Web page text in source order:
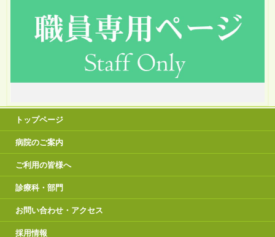
トップページ
病院のご案内
ご利用の皆様へ
診療科・部門
お問い合わせ・アクセス
採用情報